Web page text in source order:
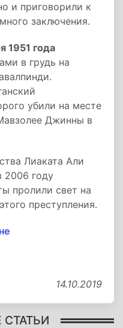
и приговорили к
заключения.
1951 года
в грудь на
убили на месте
Джинны в
Лиаката Али
2006 году
пролили свет на
преступления.
14.10.2019